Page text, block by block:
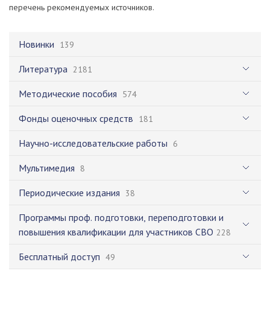
Новинки 139
Литература 2181
Методические пособия 574
Фонды оценочных средств 181
Научно-исследовательские работы 6
Мультимедия 8
Периодические издания 38
Программы проф. подготовки, переподготовки и
повышения квалификации для участников СВО 228
Бесплатный доступ 49
перечень рекомендуемых источников.